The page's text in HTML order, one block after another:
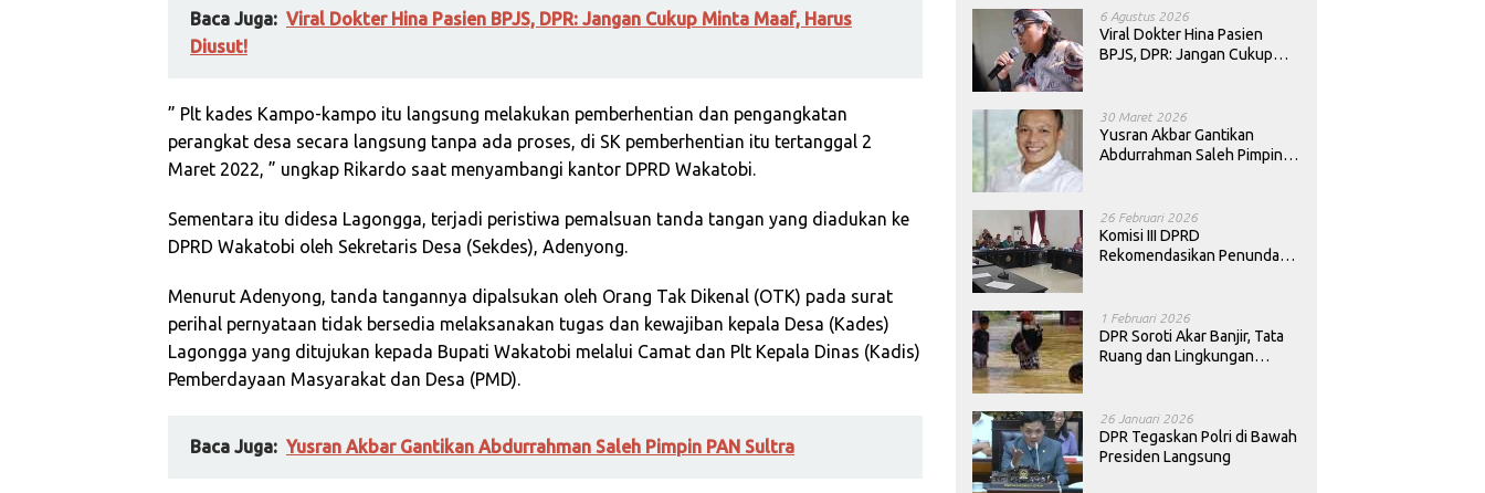
Baca Juga: Viral Dokter Hina Pasien BPJS, DPR: Jangan Cukup Minta Maaf, Harus
Diusut!
” Plt kades Kampo-kampo itu langsung melakukan pemberhentian dan pengangkatan
perangkat desa secara langsung tanpa ada proses, di SK pemberhentian itu tertanggal 2
Maret 2022, ” ungkap Rikardo saat menyambangi kantor DPRD Wakatobi.
Sementara itu didesa Lagongga, terjadi peristiwa pemalsuan tanda tangan yang diadukan ke
DPRD Wakatobi oleh Sekretaris Desa (Sekdes), Adenyong.
Menurut Adenyong, tanda tangannya dipalsukan oleh Orang Tak Dikenal (OTK) pada surat
perihal pernyataan tidak bersedia melaksanakan tugas dan kewajiban kepala Desa (Kades)
Lagongga yang ditujukan kepada Bupati Wakatobi melalui Camat dan Plt Kepala Dinas (Kadis)
Pemberdayaan Masyarakat dan Desa (PMD).
Baca Juga: Yusran Akbar Gantikan Abdurrahman Saleh Pimpin PAN Sultra
6 Agustus 2026
Viral Dokter Hina Pasien
BPJS, DPR: Jangan Cukup
30 Maret 2026
Yusran Akbar Gantikan
Abdurrahman Saleh Pimpin
26 Februari 2026
Komisi III DPRD
Rekomendasikan Penundaan
1 Februari 2026
DPR Soroti Akar Banjir, Tata
Ruang dan Lingkungan
26 Januari 2026
DPR Tegaskan Polri di Bawah
Presiden Langsung